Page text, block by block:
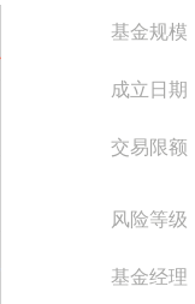
基金规模
成立日期
交易限额
风险等级
基金经理